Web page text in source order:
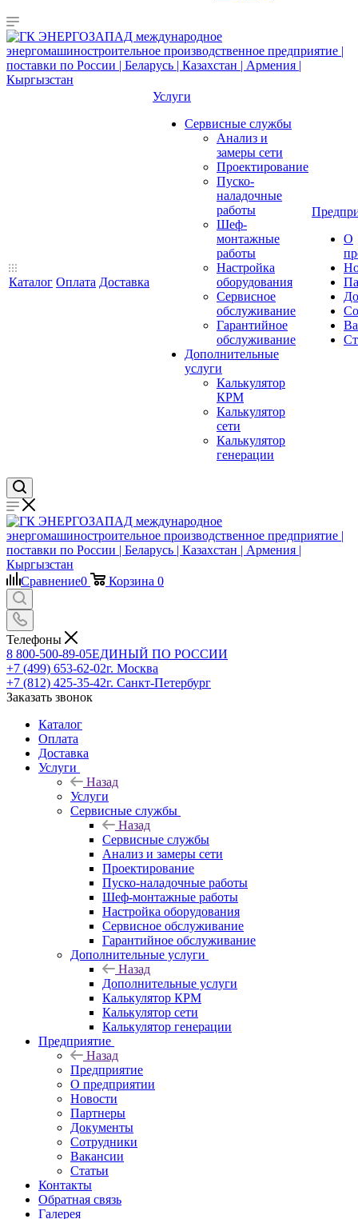
Каталог Оплата Доставка
Услуги
Сервисные службы
Анализ и
замеры сети
Проектирование
Пуско-
наладочные
работы
Шеф-
монтажные
работы
Настройка
оборудования
Сервисное
обслуживание
Гарантийное
обслуживание
Дополнительные
услуги
Калькулятор
КРМ
Калькулятор
сети
Калькулятор
генерации
О
Сравнение0 Корзина 0
Телефоны
8 800-500-89-05ЕДИНЫЙ ПО РОССИИ
+7 (499) 653-62-02г. Москва
+7 (812) 425-35-42г. Санкт-Петербург
Заказать звонок
Каталог
Оплата
Доставка
Услуги
Назад
Услуги
Сервисные службы
Назад
Сервисные службы
Анализ и замеры сети
Проектирование
Пуско-наладочные работы
Шеф-монтажные работы
Настройка оборудования
Сервисное обслуживание
Гарантийное обслуживание
Дополнительные услуги
Назад
Дополнительные услуги
Калькулятор КРМ
Калькулятор сети
Калькулятор генерации
Предприятие
Назад
Предприятие
О предприятии
Новости
Партнеры
Документы
Сотрудники
Вакансии
Статьи
Контакты
Обратная связь
Галерея